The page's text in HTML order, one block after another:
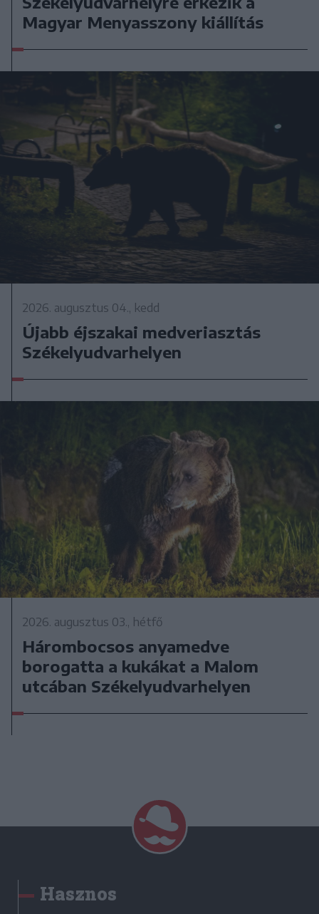
Magyar Menyasszony kiállítás
2026. augusztus 04., kedd
Újabb éjszakai medveriasztás
Székelyudvarhelyen
2026. augusztus 03., hétfő
Hárombocsos anyamedve
borogatta a kukákat a Malom
utcában Székelyudvarhelyen
Hasznos